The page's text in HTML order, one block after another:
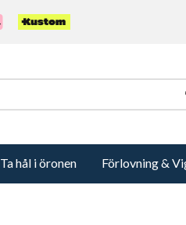
Ta hål i öronen Förlovning &